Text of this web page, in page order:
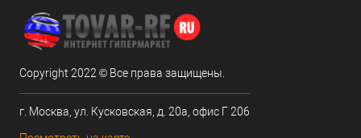
Copyright 2022 © Все права защищены.
г. Москва, ул. Кусковская, д. 20а, офис Г 206